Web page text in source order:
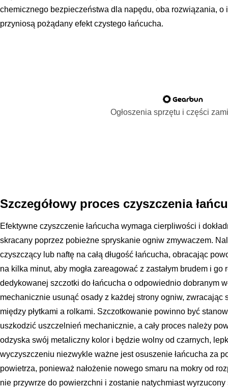
chemicznego bezpieczeństwa dla napędu, oba rozwiązania, o
przyniosą pożądany efekt czystego łańcucha.
Ogłoszenia sprzętu i części
Szczegółowy proces czyszczenia
Efektywne czyszczenie łańcucha wymaga cierpliwości i
skracany poprzez pobieżne spryskanie ogniw zmywaczem.
czyszczący lub naftę na całą długość łańcucha, obracając
na kilka minut, aby mogła zareagować z zastałym brudem i
dedykowanej szczotki do łańcucha o odpowiednio dobranym
mechanicznie usunąć osady z każdej strony ogniw, zwracając
między płytkami a rolkami. Szczotkowanie powinno być
uszkodzić uszczelnień mechanicznie, a cały proces należy
odzyska swój metaliczny kolor i będzie wolny od czarnych,
wyczyszczeniu niezwykle ważne jest osuszenie łańcucha za
powietrza, ponieważ nałożenie nowego smaru na mokry od
nie przywrze do powierzchni i zostanie natychmiast wyrzucony